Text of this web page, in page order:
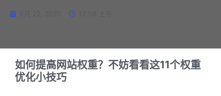
如何提高网站权重？不妨看看这11个权重
优化小技巧